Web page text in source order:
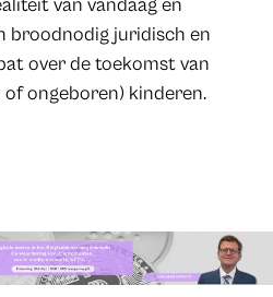
broodnodig juridisch en
over de toekomst van
ongeboren) kinderen.